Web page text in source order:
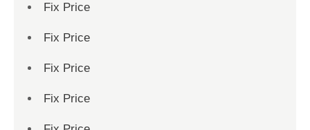
Fix Price
Fix Price
Fix Price
Fix Price